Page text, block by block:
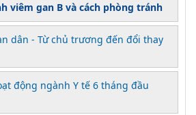
viêm gan B và cách phòng tránh
dân - Từ chủ trương đến đổi thay
động ngành Y tế 6 tháng đầu